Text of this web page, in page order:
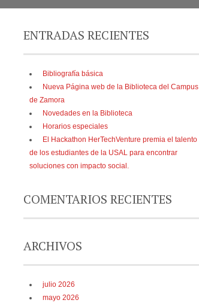
ENTRADAS RECIENTES
Bibliografía básica
Nueva Página web de la Biblioteca del Campus
de Zamora
Novedades en la Biblioteca
Horarios especiales
El Hackathon HerTechVenture premia el talento
de los estudiantes de la USAL para encontrar
soluciones con impacto social.
COMENTARIOS RECIENTES
ARCHIVOS
julio 2026
mayo 2026